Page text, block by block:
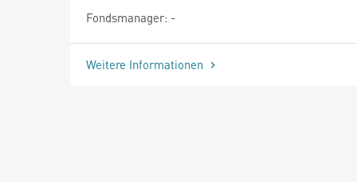
Fondsmanager: -
Weitere Informationen